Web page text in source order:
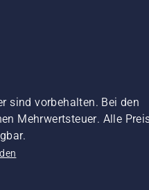
sind vorbehalten. Bei den
Mehrwertsteuer. Alle